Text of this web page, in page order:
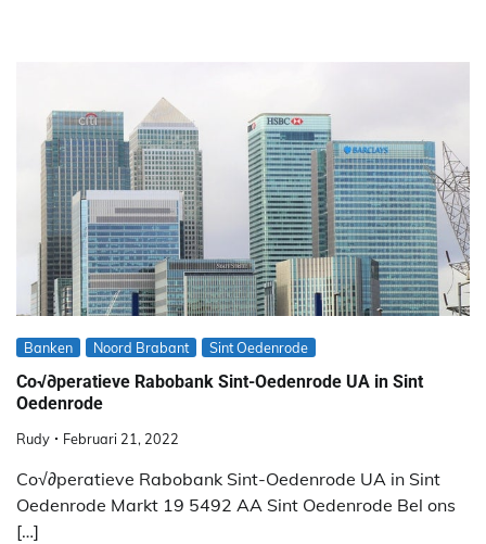
Banken Noord Brabant Sint Oedenrode
Co√∂peratieve Rabobank Sint-Oedenrode UA in Sint
Oedenrode
Rudy Februari 21, 2022
Co√∂peratieve Rabobank Sint-Oedenrode UA in Sint
Oedenrode Markt 19 5492 AA Sint Oedenrode Bel ons
[…]